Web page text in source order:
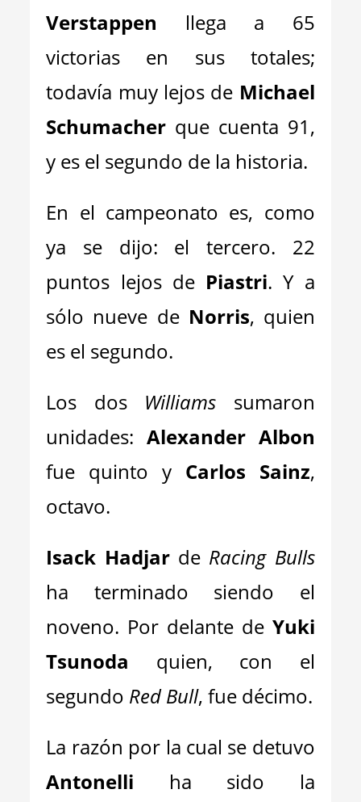
Verstappen llega a 65
victorias en sus totales;
todavía muy lejos de Michael
Schumacher que cuenta 91,
y es el segundo de la historia.
En el campeonato es, como
ya se dijo: el tercero. 22
puntos lejos de Piastri. Y a
sólo nueve de Norris, quien
es el segundo.
Los dos Williams sumaron
unidades: Alexander Albon
fue quinto y Carlos Sainz,
octavo.
Isack Hadjar de Racing Bulls
ha terminado siendo el
noveno. Por delante de Yuki
Tsunoda quien, con el
segundo Red Bull, fue décimo.
La razón por la cual se detuvo
Antonelli ha sido la